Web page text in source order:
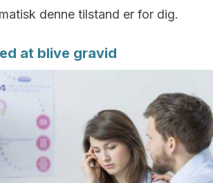
denne tilstand er for dig.
at blive gravid